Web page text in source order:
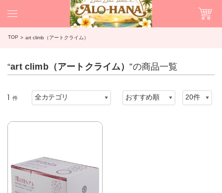
TOP art climb（アートクライム）
“art climb（アートクライム）”の商品一覧
1 件